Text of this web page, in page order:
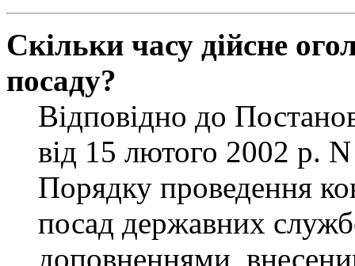
Скільки часу дійсне
посаду?
Відповідно до
від 15 лютого 2002 р.
Порядку проведення
посад державних
доповненнями,